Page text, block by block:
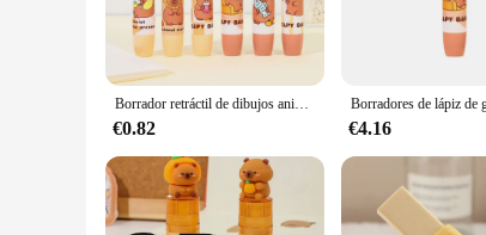
Borrador retráctil de dibujos animados, borrador de lápiz de presión de papelería limpia, borrador mecánico suave, suministros escolares, 1 unidad
€0.82 €4.16